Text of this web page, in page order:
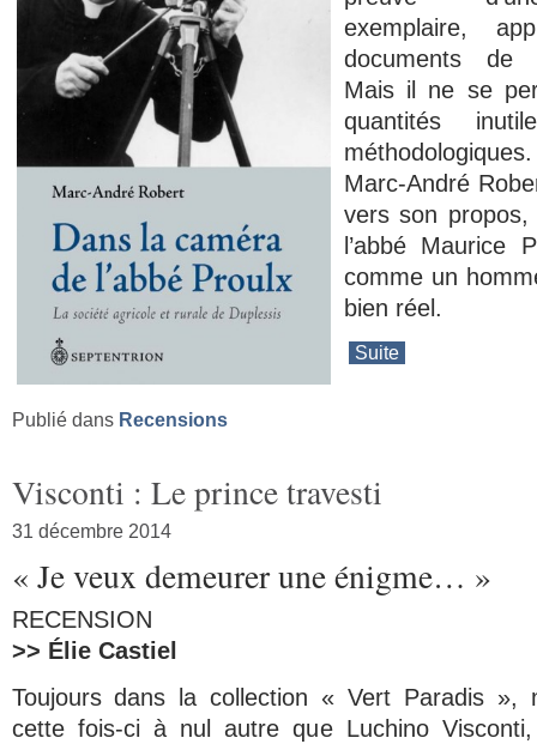
exemplaire,
documents de
Mais il ne se
quantités
Marc-André
vers son propos,
l’abbé Maurice
comme un
bien réel.
Suite
Publié dans Recensions
Visconti : Le prince travesti
31 décembre 2014
« Je veux demeurer une énigme… »
RECENSION
>> Élie Castiel
Toujours dans la collection « Vert Paradis »,
cette fois-ci à nul autre que Luchino